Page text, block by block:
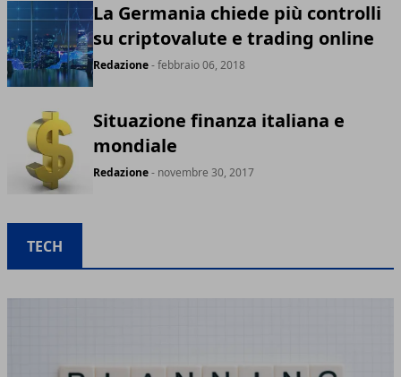
La Germania chiede più controlli
su criptovalute e trading online
Redazione- febbraio 06, 2018
Situazione finanza italiana e
mondiale
Redazione- novembre 30, 2017
TECH